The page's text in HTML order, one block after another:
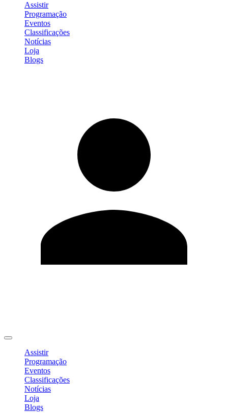
Assistir
Programação
Eventos
Classificações
Notícias
Loja
Blogs
Assistir
Programação
Eventos
Classificações
Notícias
Loja
Blogs